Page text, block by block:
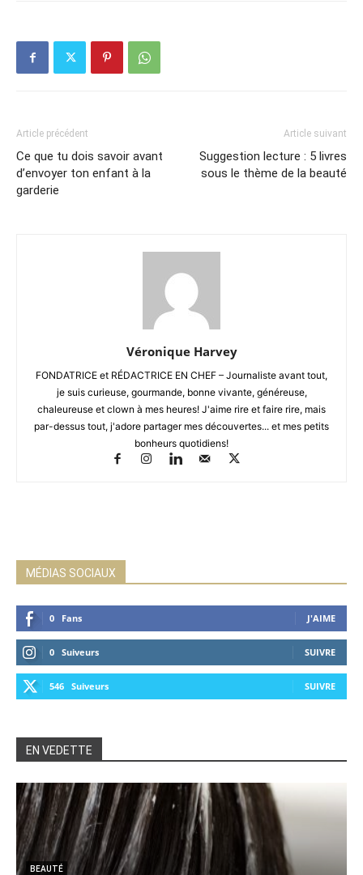
Article précédent
Ce que tu dois savoir avant
d’envoyer ton enfant à la
garderie
Article suivant
Suggestion lecture : 5 livres
sous le thème de la beauté
Véronique Harvey
FONDATRICE et RÉDACTRICE EN CHEF – Journaliste avant tout,
je suis curieuse, gourmande, bonne vivante, généreuse,
chaleureuse et clown à mes heures! J'aime rire et faire rire, mais
par-dessus tout, j'adore partager mes découvertes... et mes petits
bonheurs quotidiens!
MÉDIAS SOCIAUX
0 Fans J'AIME
0 Suiveurs SUIVRE
546 Suiveurs SUIVRE
EN VEDETTE
BEAUTÉ